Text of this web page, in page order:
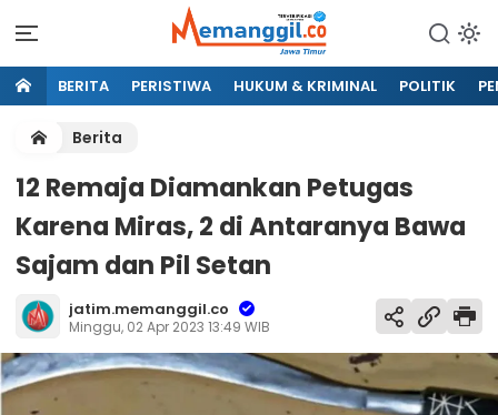
BERITA PERISTIWA HUKUM & KRIMINAL POLITIK
Berita
12 Remaja Diamankan Petugas
Karena Miras, 2 di Antaranya Bawa
Sajam dan Pil Setan
jatim.memanggil.co
Minggu, 02 Apr 2023 13:49 WIB